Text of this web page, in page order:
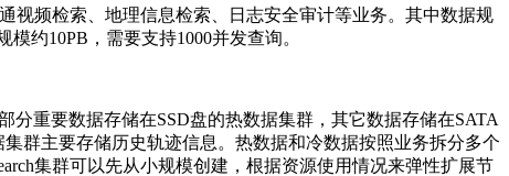
视频检索、地理信息检索、日志安全审计等业务。其中数据规
约10PB，需要支持1000并发查询。
分重要数据存储在SSD盘的热数据集群，其它数据存储在SATA
群主要存储历史轨迹信息。热数据和冷数据按照业务拆分多个
集群可以先从小规模创建，根据资源使用情况来弹性扩展节